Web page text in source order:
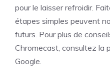
pour le laisser refroidir.
étapes simples peuvent
futurs. Pour plus de
Chromecast, consultez la
Google.